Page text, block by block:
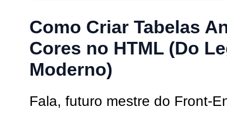
Como Criar Tabelas
Cores no HTML (Do
Moderno)
Fala, futuro mestre do Front-